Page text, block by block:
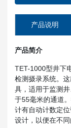
产品说明
产品简介
TET-1000型井下
检测摄录系统。
具，适用于监测
于55毫米的通道
计有自动计数定
设计，以便在不